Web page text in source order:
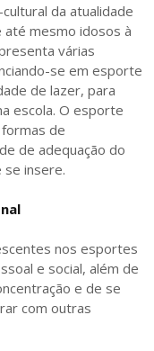
da atualidade
até mesmo idosos à
várias
se em esporte
de lazer, para
escola. O esporte
de
de adequação do
se insere.
nos esportes
e social, além de
e de se
com outras